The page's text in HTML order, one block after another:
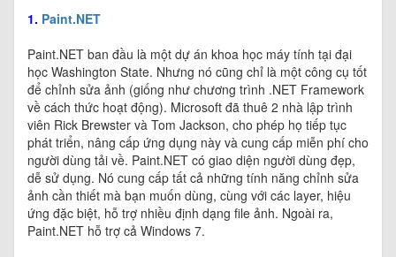
1. Paint.NET
Paint.NET ban đầu là một dự án khoa học máy tính tại đại
học Washington State. Nhưng nó cũng chỉ là một công cụ tốt
để chỉnh sửa ảnh (giống như chương trình .NET Framework
về cách thức hoạt động). Microsoft đã thuê 2 nhà lập trình
viên Rick Brewster và Tom Jackson, cho phép họ tiếp tục
phát triển, nâng cấp ứng dụng này và cung cấp miễn phí cho
người dùng tải về. Paint.NET có giao diện người dùng đẹp,
dễ sử dụng. Nó cung cấp tất cả những tính năng chỉnh sửa
ảnh cần thiết mà bạn muốn dùng, cùng với các layer, hiệu
ứng đặc biệt, hỗ trợ nhiều định dạng file ảnh. Ngoài ra,
Paint.NET hỗ trợ cả Windows 7.